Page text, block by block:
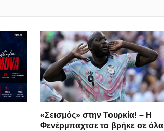
«Σεισμός» στην Τουρκία! – Η
Φενέρμπαχτσε τα βρήκε σε όλα